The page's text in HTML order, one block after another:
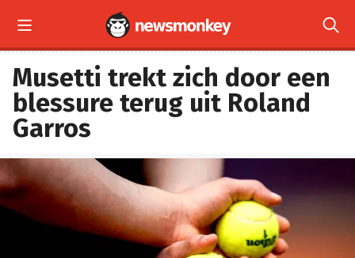
 
Musetti trekt zich door een
blessure terug uit Roland
Garros